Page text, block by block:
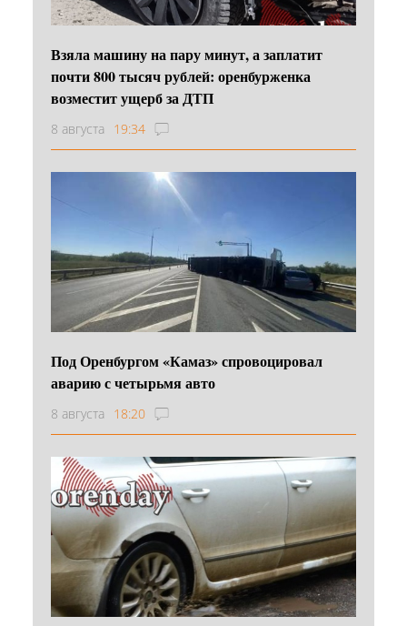
Взяла машину на пару минут, а заплатит
почти 800 тысяч рублей: оренбурженка
возместит ущерб за ДТП
8 августа 19:34
Под Оренбургом «Камаз» спровоцировал
аварию с четырьмя авто
8 августа 18:20